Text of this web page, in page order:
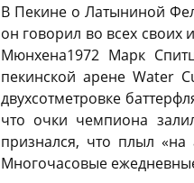
В Пекине о Латыниной
он говорил во всех своих
Мюнхена1972 Марк
пекинской арене Water
двухсотметровке
что очки чемпиона
признался, что плыл «на
Многочасовые